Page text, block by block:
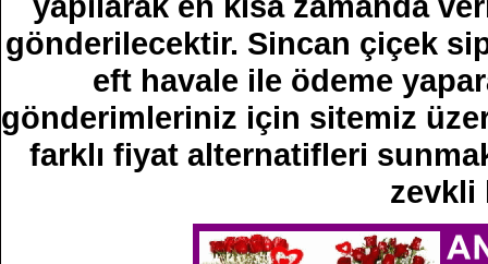
gönderilecektir. Sincan çiçek
eft havale ile ödeme
gönderimleriniz için sitemiz
farklı fiyat alternatifleri
zevkli